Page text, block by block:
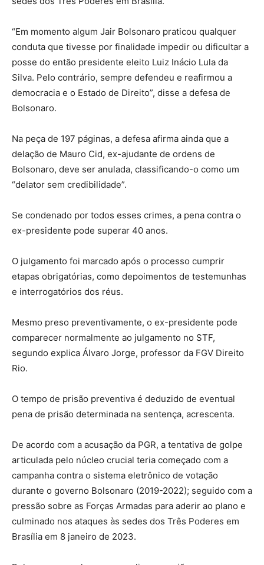
“Em momento algum Jair Bolsonaro praticou qualquer
conduta que tivesse por finalidade impedir ou dificultar a
posse do então presidente eleito Luiz Inácio Lula da
Silva. Pelo contrário, sempre defendeu e reafirmou a
democracia e o Estado de Direito”, disse a defesa de
Bolsonaro.
Na peça de 197 páginas, a defesa afirma ainda que a
delação de Mauro Cid, ex-ajudante de ordens de
Bolsonaro, deve ser anulada, classificando-o como um
“delator sem credibilidade”.
Se condenado por todos esses crimes, a pena contra o
ex-presidente pode superar 40 anos.
O julgamento foi marcado após o processo cumprir
etapas obrigatórias, como depoimentos de testemunhas
e interrogatórios dos réus.
Mesmo preso preventivamente, o ex-presidente pode
comparecer normalmente ao julgamento no STF,
segundo explica Álvaro Jorge, professor da FGV Direito
Rio.
O tempo de prisão preventiva é deduzido de eventual
pena de prisão determinada na sentença, acrescenta.
De acordo com a acusação da PGR, a tentativa de golpe
articulada pelo núcleo crucial teria começado com a
campanha contra o sistema eletrônico de votação
durante o governo Bolsonaro (2019-2022); seguido com a
pressão sobre as Forças Armadas para aderir ao plano e
culminado nos ataques às sedes dos Três Poderes em
Brasília em 8 janeiro de 2023.